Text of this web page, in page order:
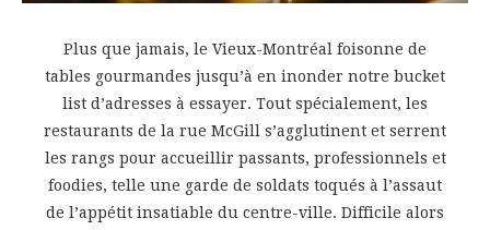
Plus que jamais, le Vieux-Montréal foisonne de
tables gourmandes jusqu’à en inonder notre bucket
list d’adresses à essayer. Tout spécialement, les
restaurants de la rue McGill s’agglutinent et serrent
les rangs pour accueillir passants, professionnels et
foodies, telle une garde de soldats toqués à l’assaut
de l’appétit insatiable du centre-ville. Difficile alors